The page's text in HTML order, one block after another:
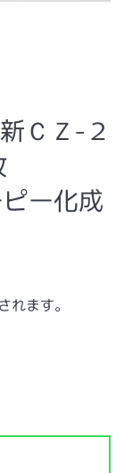
ＣＺ-２
ー化成
れます。